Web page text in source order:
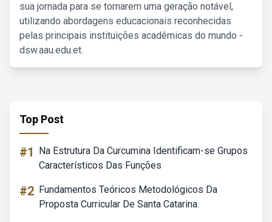
sua jornada para se tornarem uma geração notável,
utilizando abordagens educacionais reconhecidas
pelas principais instituições acadêmicas do mundo -
dsw.aau.edu.et.
Top Post
#1
Na Estrutura Da Curcumina Identificam-se Grupos
Característicos Das Funções
#2 Fundamentos Teóricos Metodológicos Da
Proposta Curricular De Santa Catarina.